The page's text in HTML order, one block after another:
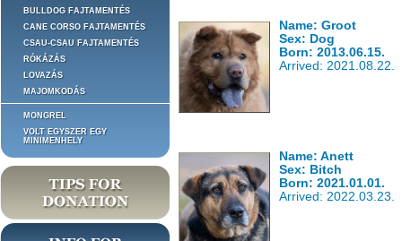
BULLDOG FAJTAMENTÉS
CANE CORSO FAJTAMENTÉS
CSAU-CSAU FAJTAMENTÉS
RÓKÁZÁS
LOVAZÁS
MAJOMKODÁS
MONGREL
VOLT EGYSZER EGY
MINIMENHELY
Name: Groot
Sex: Dog
Born: 2013.06.15.
Arrived: 2021.08.22.
Name: Anett
Sex: Bitch
Born: 2021.01.01.
Arrived: 2022.03.23.